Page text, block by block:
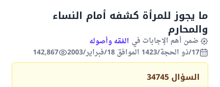
ما يجوز للمرأة كشفه أمام النساء
والمحارم
ضمن أهم الإجابات في الفقه وأصوله
17/ذو الحجة/1423 الموافق 18/فبراير/2003
142,867
السؤال 34745